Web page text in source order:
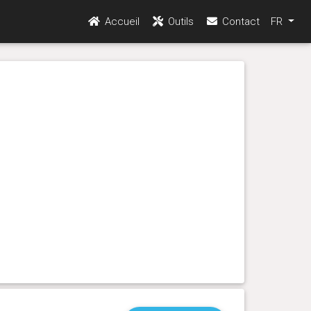
Accueil Outils Contact FR